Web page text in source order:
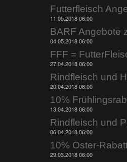
Futterfleisch
11.05.2018 06:00
BARF Angebote
04.05.2018 06:00
FFF =
27.04.2018 06:00
20.04.2018 06:00
10%
13.04.2018 06:00
06.04.2018 06:00
29.03.2018 06:00